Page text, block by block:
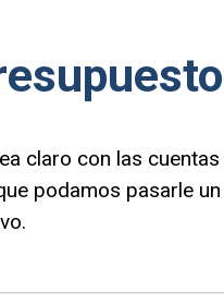
claro con las
podamos pasarle